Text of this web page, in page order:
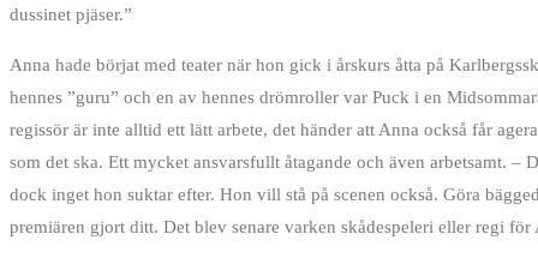
dussinet pjäser.”
Anna hade börjat med teater när hon gick i årskurs åtta på
hennes ”guru” och en av hennes drömroller var Puck i en
regissör är inte alltid ett lätt arbete, det händer att Anna också får
som det ska. Ett mycket ansvarsfullt åtagande och även arbetsamt.
dock inget hon suktar efter. Hon vill stå på scenen också. Göra
premiären gjort ditt. Det blev senare varken skådespeleri eller regi